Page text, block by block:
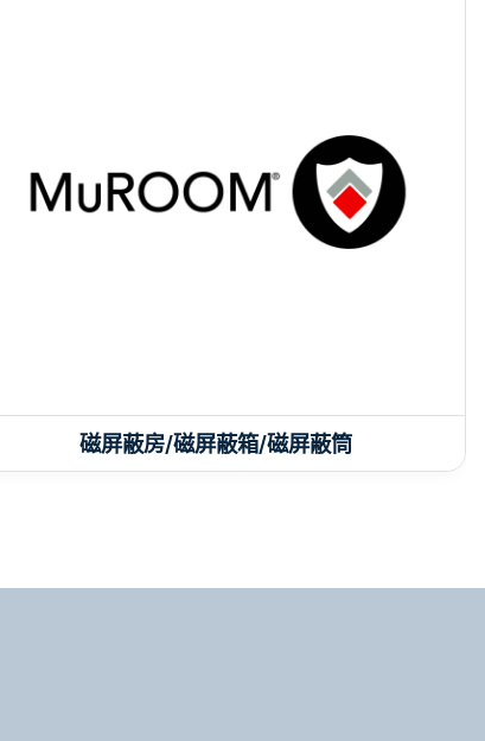
磁屏蔽房/磁屏蔽箱/磁屏蔽筒